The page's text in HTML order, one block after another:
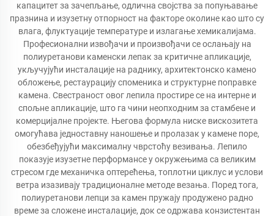
капацитет за зачепљање, одлична својства за попуњавање
празнина и изузетну отпорност на факторе околине као што су
влага, флуктуације температуре и излагање хемикалијама.
Професионални извођачи и произвођачи се ослањају на
полиуретанови каменски лепак за критичне апликације,
укључујући инсталације на раднику, архитектонско камено
обложење, рестаурацију споменика и структурне поправке
камена. Свестраност овог лепила простире се на интерне и
спољне апликације, што га чини неопходним за стамбене и
комерцијалне пројекте. Његова формула ниске вискозитета
омогућава једноставну наношење и пролазак у камене поре,
обезбеђујући максималну чврстоћу везивања. Лепило
показује изузетне перформансе у окружењима са великим
стресом где механичка оптерећења, топлотни циклус и услови
ветра изазивају традиционалне методе везања. Поред тога,
полиуретанови лепци за камен пружају продужено радно
време за сложене инсталације, док се одржава конзистентан